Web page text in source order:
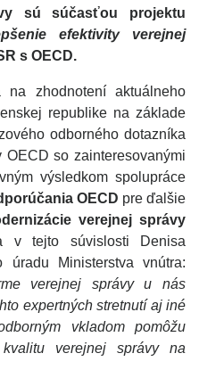
sú súčasťou projektu
efektivity verejnej
s OECD.
zhodnotení aktuálneho
republike na základe
odborného dotazníka
so zainteresovanými
výsledkom spolupráce
OECD pre ďalšie
verejnej správy
v tejto súvislosti Denisa
úradu Ministerstva vnútra:
verejnej správy u nás
expertných stretnutí aj iné
vkladom pomôžu
verejnej správy na